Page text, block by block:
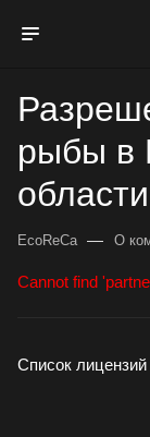
рыбы в
области
EcoReCa — О
Cannot find
Список лицензий